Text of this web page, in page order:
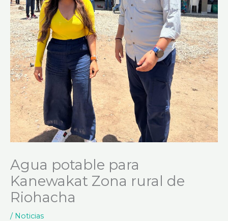
Agua potable para
Kanewakat Zona rural de
Riohacha
/ Noticias